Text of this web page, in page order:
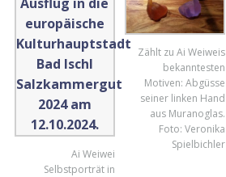
Ai Weiwei
Selbstporträt in
Zählt zu Ai Weiweis
bekanntesten
Motiven: Abgüsse
seiner linken Hand
aus Muranoglas.
Foto: Veronika
Spielbichler